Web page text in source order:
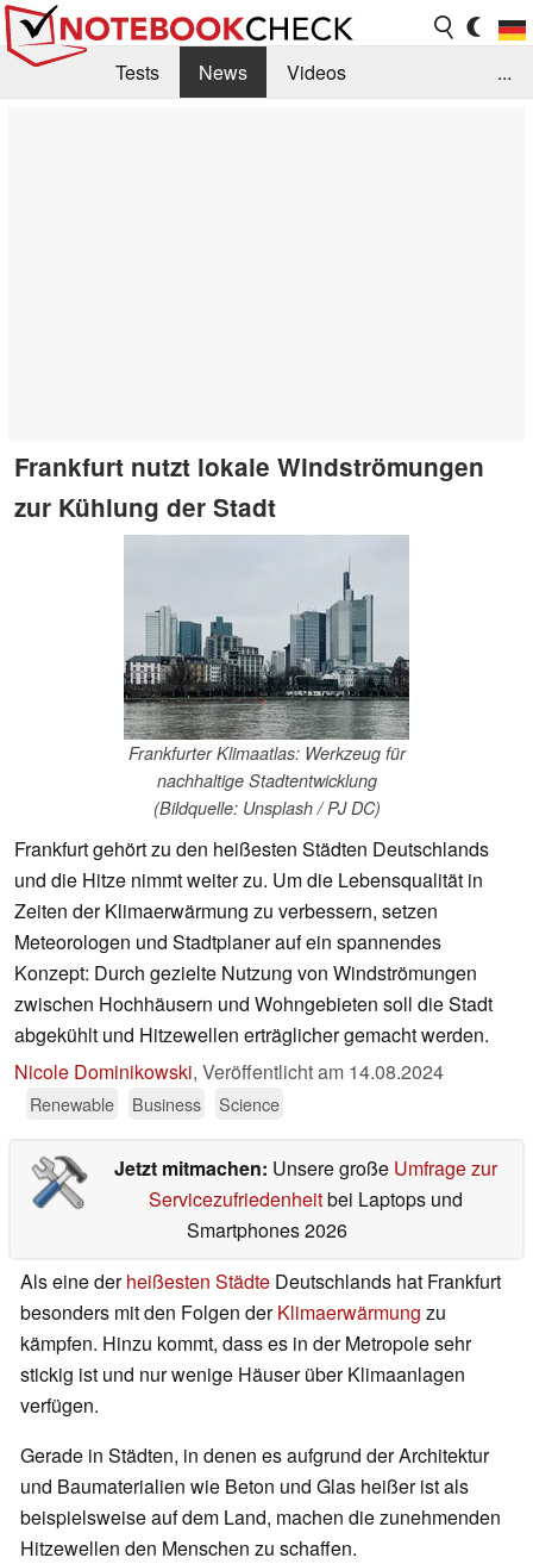
Tests News
Videos
...
Frankfurt nutzt lokale Windströmungen
zur Kühlung der Stadt
Frankfurter Klimaatlas: Werkzeug für
nachhaltige Stadtentwicklung
(Bildquelle: Unsplash / PJ DC)
Frankfurt gehört zu den heißesten Städten Deutschlands
und die Hitze nimmt weiter zu. Um die Lebensqualität in
Zeiten der Klimaerwärmung zu verbessern, setzen
Meteorologen und Stadtplaner auf ein spannendes
Konzept: Durch gezielte Nutzung von Windströmungen
zwischen Hochhäusern und Wohngebieten soll die Stadt
abgekühlt und Hitzewellen erträglicher gemacht werden.
Nicole Dominikowski, Veröffentlicht am 14.08.2024
Renewable Business Science
Jetzt mitmachen: Unsere große Umfrage zur
Servicezufriedenheitbei Laptops und
Smartphones 2026
Als eine derheißesten Städte Deutschlands hat Frankfurt
besonders mit den Folgen derKlimaerwärmung zu
kämpfen. Hinzu kommt, dass es in der Metropole sehr
stickig ist und nur wenige Häuser über Klimaanlagen
verfügen.
Gerade in Städten, in denen es aufgrund der Architektur
und Baumaterialien wie Beton und Glas heißer ist als
beispielsweise auf dem Land, machen die zunehmenden
Hitzewellen den Menschen zu schaffen.